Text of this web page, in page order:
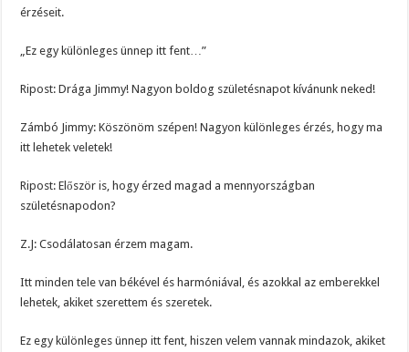
érzéseit.
„Ez egy különleges ünnep itt fent…”
Ripost: Drága Jimmy! Nagyon boldog születésnapot kívánunk neked!
Zámbó Jimmy: Köszönöm szépen! Nagyon különleges érzés, hogy ma
itt lehetek veletek!
Ripost: Először is, hogy érzed magad a mennyországban
születésnapodon?
Z.J: Csodálatosan érzem magam.
Itt minden tele van békével és harmóniával, és azokkal az emberekkel
lehetek, akiket szerettem és szeretek.
Ez egy különleges ünnep itt fent, hiszen velem vannak mindazok, akiket